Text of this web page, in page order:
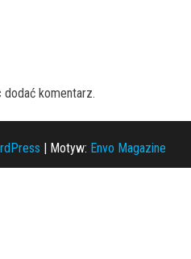
dodać komentarz.
Motyw: Envo Magazine